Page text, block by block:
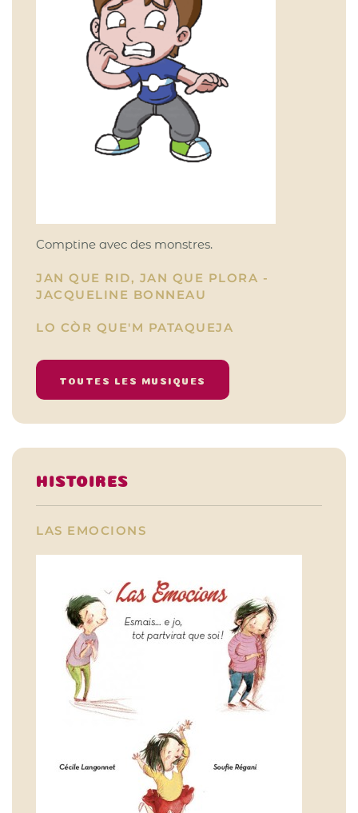
Comptine avec des monstres.
JAN QUE RID, JAN QUE PLORA -
JACQUELINE BONNEAU
LO CÒR QUE'M PATAQUEJA
TOUTES LES MUSIQUES
HISTOIRES
LAS EMOCIONS